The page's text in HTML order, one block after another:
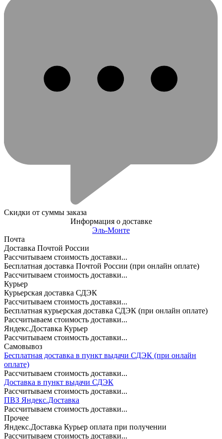
Скидки от суммы заказа
Информация о доставке
Эль-Монте
Почта
Доставка Почтой России
Рассчитываем стоимость доставки...
Бесплатная доставка Почтой России (при онлайн оплате)
Рассчитываем стоимость доставки...
Курьер
Курьерская доставка СДЭК
Рассчитываем стоимость доставки...
Бесплатная курьерская доставка СДЭК (при онлайн оплате)
Рассчитываем стоимость доставки...
Яндекс.Доставка Курьер
Рассчитываем стоимость доставки...
Самовывоз
Бесплатная доставка в пункт выдачи СДЭК (при онлайн
оплате)
Рассчитываем стоимость доставки...
Доставка в пункт выдачи СДЭК
Рассчитываем стоимость доставки...
ПВЗ Яндекс.Доставка
Рассчитываем стоимость доставки...
Прочее
Яндекс.Доставка Курьер оплата при получении
Рассчитываем стоимость доставки...